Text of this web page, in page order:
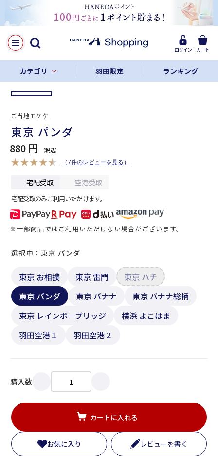
ログイン カート
カテゴリ 羽田限定 ランキング
LINE
Facebook
リンクをコピー
東京 パンダ
880 円
（7件のレビューを見る）
宅配受取 空港受取
宅配受取のみご利用いただけます。
※一部商品ではご利用いただけない場合がございます。
東京 お相撲 東京 雷門
東京 ハチ
東京 パンダ
東京 バナナ
東京 バナナ総柄
東京 レインボーブリッジ
横浜 よこはま
羽田空港１
羽田空港２
選択中：東京 パンダ
購入数
カートに入れる
お気に入り レビューを書く
ご当地モケケ